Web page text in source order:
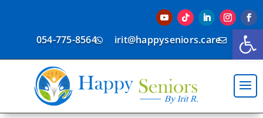
פתח סרגל נגישות

irit@happyseniors.care

054-775-8564